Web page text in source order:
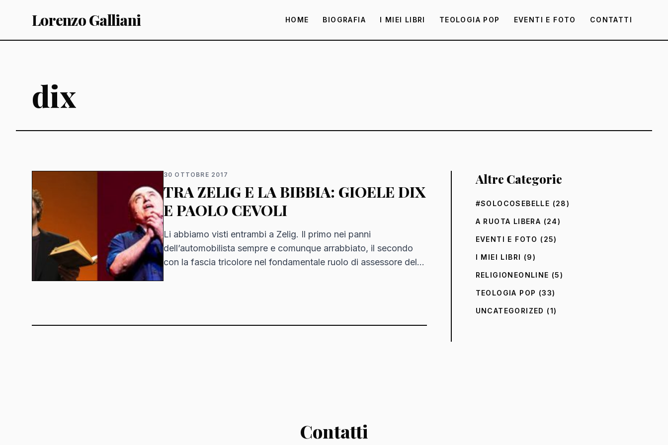
Lorenzo Galliani HOME BIOGRAFIA I MIEI LIBRI TEOLOGIA POP EVENTI E FOTO CONTATTI
dix
30 OTTOBRE 2017
TRA ZELIG E LA BIBBIA: GIOELE DIX
E PAOLO CEVOLI
Li abbiamo visti entrambi a Zelig. Il primo nei panni
dell’automobilista sempre e comunque arrabbiato, il secondo
con la fascia tricolore nel fondamentale ruolo di assessore del
Altre Categorie
#SOLOCOSEBELLE (28)
A RUOTA LIBERA (24)
EVENTI E FOTO (25)
I MIEI LIBRI (9)
RELIGIONEONLINE (5)
TEOLOGIA POP (33)
UNCATEGORIZED (1)
Contatti